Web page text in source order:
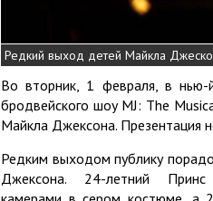
Редкий выход детей Майкла
Во вторник, 1 февраля, в нью-
бродвейского шоу MJ: The
Майкла Джексона. Презентация
Редким выходом публику
Джексона. 24-летний